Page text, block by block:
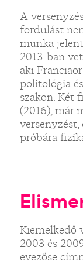
A
fordulást
munka
2013-ban
aki
politológia
szakon. Két
(2016), már
próbára
Kiemelkedő
2003 és
evezőse